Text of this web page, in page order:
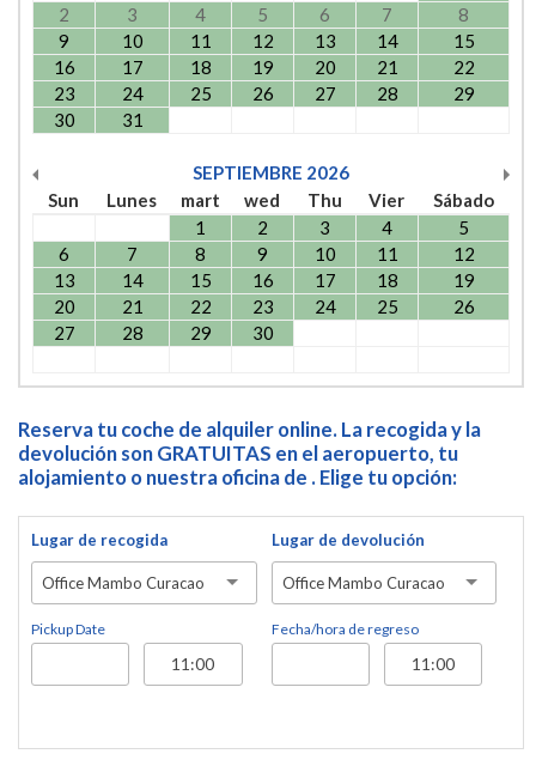
2
3 4 5 6 7
8
9
10 11 12 13 14
15
16
17 18 19 20 21
22
23
24 25 26 27 28
29
30
31
SEPTIEMBRE 2026
Sun
Lunes mart wed Thu Vier
Sábado
1
2 3 4
5
6
7 8 9 10 11
12
13
14 15 16 17 18
19
20
21 22 23 24 25
26
27
28 29 30
Reserva tu coche de alquiler online. La recogida y la
devolución son GRATUITAS en el aeropuerto, tu
alojamiento o nuestra oficina de . Elige tu opción:
Lugar de recogida
Office Mambo Curacao
Pickup Date
Lugar de devolución
Office Mambo Curacao
Fecha/hora de regreso